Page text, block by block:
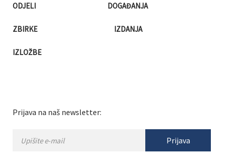
ODJELI
ZBIRKE
IZLOŽBE
DOGAĐANJA
IZDANJA
Prijava na naš newsletter:
Prijava